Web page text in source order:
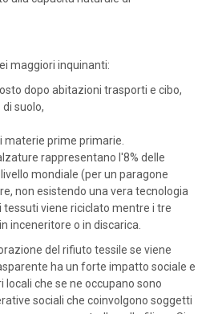
maggiori inquinanti:
dopo abitazioni trasporti e cibo,
suolo,
prime primarie.
rappresentano l'8% delle
mondiale (per un paragone
non esistendo una vera tecnologia
tessuti viene riciclato mentre i tre
inceneritore o in discarica.
del rifiuto tessile se viene
ha un forte impatto sociale e
locali che se ne occupano sono
sociali che coinvolgono soggetti